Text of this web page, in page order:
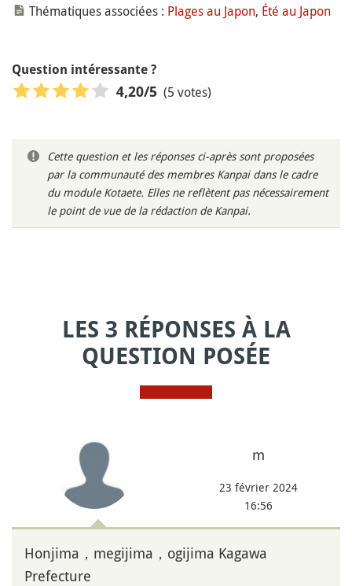
Thématiques associées : Plages au Japon, Été au Japon
Question intéressante ?
4,20/5 (5 votes)
Cette question et les réponses ci-après sont proposées
par la communauté des membres Kanpai dans le cadre
du module Kotaete. Elles ne reflètent pas nécessairement
le point de vue de la rédaction de Kanpai.
LES 3 RÉPONSES À LA
QUESTION POSÉE
m
23 février 2024
16:56
Honjima，megijima，ogijima Kagawa
Prefecture